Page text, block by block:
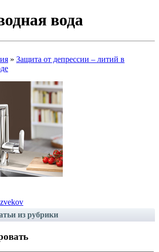
вода
» Защита от депрессии – литий в
из рубрики